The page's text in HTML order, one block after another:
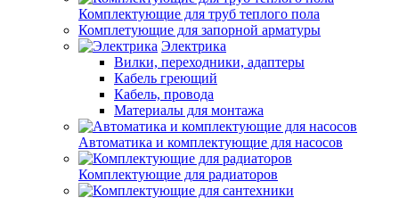
Комплектующие для труб теплого пола
Комплетующие для запорной арматуры
Электрика
Вилки, переходники, адаптеры
Кабель греющий
Кабель, провода
Материалы для монтажа
Автоматика и комплектующие для насосов
Комплектующие для радиаторов